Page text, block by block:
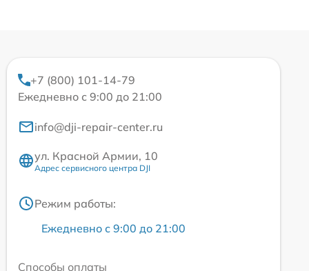
+7 (800) 101-14-79
Ежедневно с 9:00 до 21:00
info@dji-repair-center.ru
ул. Красной Армии, 10
Адрес сервисного центра DJI
Режим работы:
Ежедневно с 9:00 до 21:00
Способы оплаты